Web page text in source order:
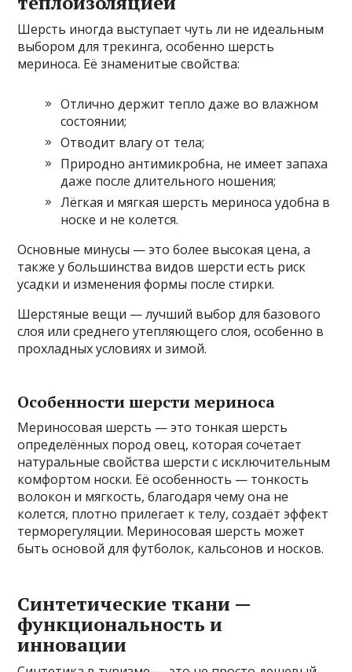
Шерсть иногда выступает чуть ли не идеальным
выбором для трекинга, особенно шерсть
мериноса. Её знаменитые свойства:
Отлично держит тепло даже во влажном
состоянии;
Отводит влагу от тела;
Природно антимикробна, не имеет запаха
даже после длительного ношения;
Лёгкая и мягкая шерсть мериноса удобна в
носке и не колется.
Основные минусы — это более высокая цена, а
также у большинства видов шерсти есть риск
усадки и изменения формы после стирки.
Шерстяные вещи — лучший выбор для базового
слоя или среднего утепляющего слоя, особенно в
прохладных условиях и зимой.
Особенности шерсти мериноса
Мериносовая шерсть — это тонкая шерсть
определённых пород овец, которая сочетает
натуральные свойства шерсти с исключительным
комфортом носки. Её особенность — тонкость
волокон и мягкость, благодаря чему она не
колется, плотно прилегает к телу, создаёт эффект
терморегуляции. Мериносовая шерсть может
быть основой для футболок, кальсонов и носков.
Синтетические ткани —
функциональность и
инновации